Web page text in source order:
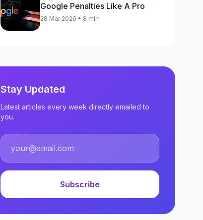
Google Penalties Like A Pro
28 Mar 2026 • 8 min
Stay Updated
Latest articles every week directly emailed to
you.
Subscribe